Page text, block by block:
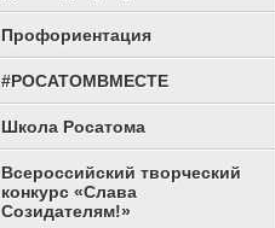
Профориентация
#РОСАТОМВМЕСТЕ
Школа Росатома
Всероссийский творческий
конкурс «Слава
Созидателям!»